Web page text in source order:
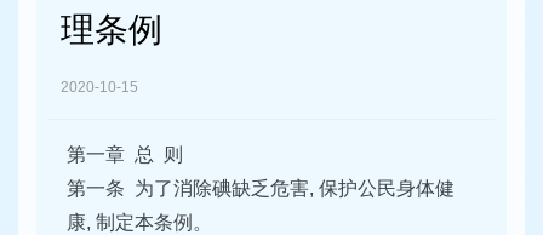
理条例
2020-10-15
第一章 总 则
第一条 为了消除碘缺乏危害, 保护公民身体健
康, 制定本条例。